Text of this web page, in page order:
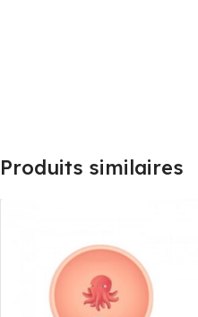
Produits similaires